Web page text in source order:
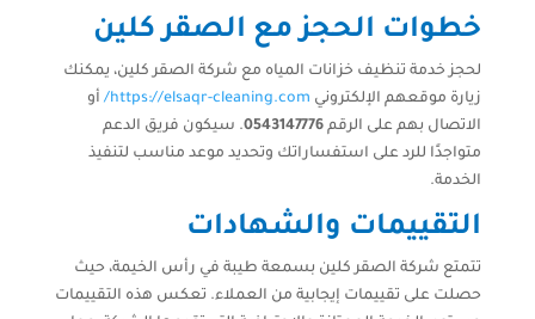
خطوات الحجز مع الصقر كلين
لحجز خدمة تنظيف خزانات المياه مع شركة الصقر كلين، يمكنك
زيارة موقعهم الإلكتروني https://elsaqr-cleaning.com/ أو
الاتصال بهم على الرقم 0543147776. سيكون فريق الدعم
متواجدًا للرد على استفساراتك وتحديد موعد مناسب لتنفيذ
الخدمة.
التقييمات والشهادات
تتمتع شركة الصقر كلين بسمعة طيبة في رأس الخيمة، حيث
حصلت على تقييمات إيجابية من العملاء. تعكس هذه التقييمات